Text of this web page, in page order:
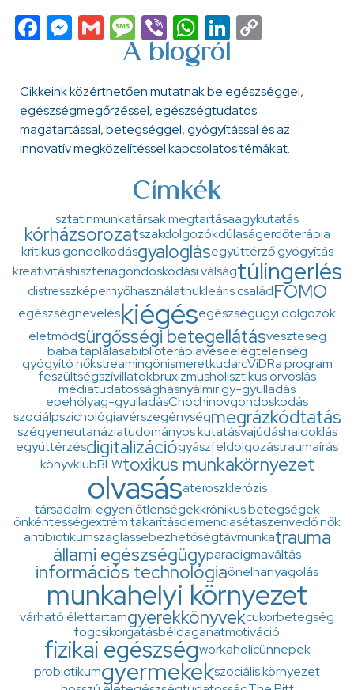
Facebook
Messenger
GmailMessage
ViberWhatsApp
LinkedIn
A blogról
Cikkeink közérthetően mutatnak be egészséggel,
egészségmegőrzéssel, egészségtudatos
magatartással, betegséggel, gyógyítással és az
innovatív megközelítéssel kapcsolatos témákat.
Címkék
sztatinmunkatársak megtartásaagykutatás
kórházsorozatszakdolgozókdúlaságerdőterápia
kritikus gondolkodásgyaloglásegyüttérző gyógyítás
kreativitáshisztériagondoskodási válságtúlingerlés
distresszképernyőhasználatnukleáris családFOMO
egészségneveléskiégésegészségügyi dolgozók
életmódsürgősségi betegellátásveszteség
baba táplálásabiblioterápiaveseelégtelenség
gyógyító nőkstreamingönismeretkudarcViDRa program
feszültségszívillatokbruxizmusholisztikus orvoslás
médiatudatossághasnyálmirigy-gyulladás
epehólyag-gyulladásChochinovgondoskodás
szociálpszichológiavérszegénységmegrázkódtatás
szégyeneutanáziatudományos kutatásvajúdáshaldoklás
együttérzésdigitalizációgyászfeldolgozástraumaírás
könyvklubBLWtoxikus munkakörnyezet
olvasásateroszklerózis
társadalmi egyenlőtlenségekkrónikus betegségek
önkéntességextrém takarításdemenciasétaszenvedő nők
antibiotikumszaglássebezhetőségtávmunkatrauma
állami egészségügyparadigmaváltás
információs technológiaönelhanyagolás
munkahelyi környezet
várható élettartamgyerekkönyvekcukorbetegség
fogcsikorgatásbéldaganatmotiváció
fizikai egészségworkaholicünnepek
probiotikumgyermekekszociális környezet